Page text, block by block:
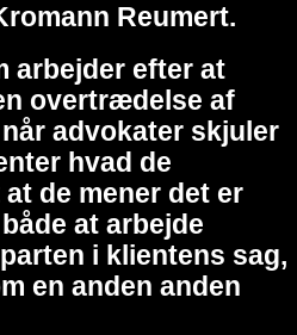
Reumert.
arbejder efter at
overtrædelse af
advokater skjuler
hvad de
de mener det er
at arbejde
i klientens sag,
en anden anden